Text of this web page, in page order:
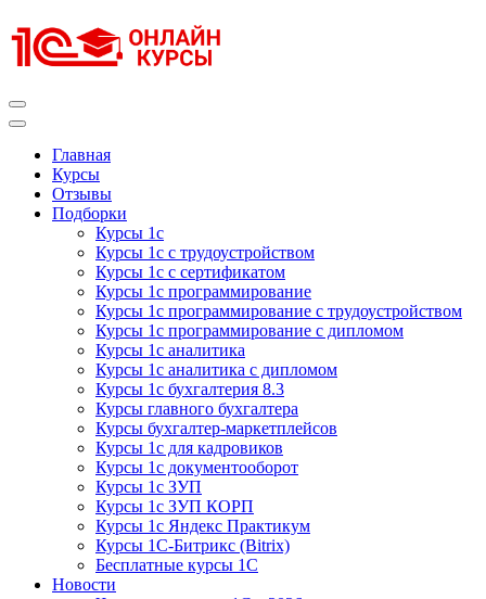
к
содержимому
Главная
Курсы
Отзывы
Подборки
Курсы 1с
Курсы 1с с трудоустройством
Курсы 1с с сертификатом
Курсы 1с программирование
Курсы 1с программирование с трудоустройством
Курсы 1с программирование с дипломом
Курсы 1с аналитика
Курсы 1с аналитика с дипломом
Курсы 1с бухгалтерия 8.3
Курсы главного бухгалтера
Курсы бухгалтер-маркетплейсов
Курсы 1с для кадровиков
Курсы 1с документооборот
Курсы 1с ЗУП
Курсы 1с ЗУП КОРП
Курсы 1с Яндекс Практикум
Курсы 1С-Битрикс (Bitrix)
Бесплатные курсы 1С
Новости